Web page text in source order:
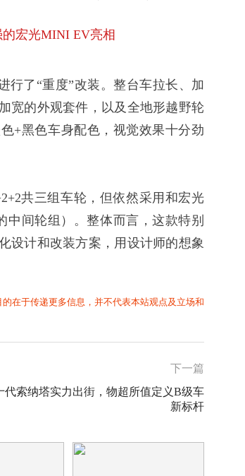
行了“重度”改装。整台车拉长、加
宽的外观套件，以及全地形越野轮
+黑色车身配色，视觉效果十分劲
共三组车轮，但依然采用和宏光
间轮组）。整体而言，这款特别
设计和改装方案，用设计师的想象
在于传递更多信息，并不代表本站观点及立场和
下一篇
代索纳塔实力出街，物超所值定义B级车
新标杆
同比增幅排名